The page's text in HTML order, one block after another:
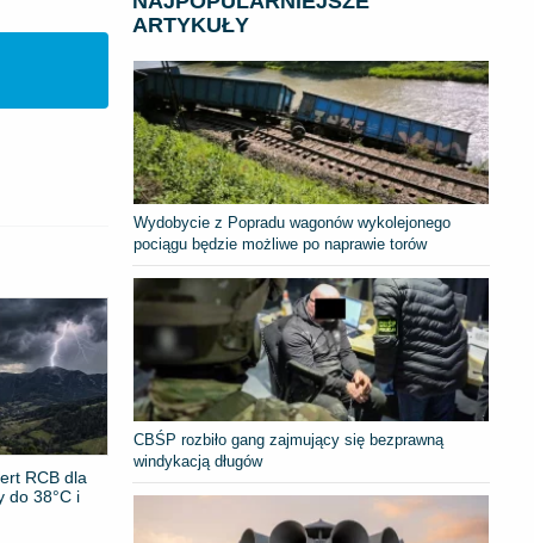
RCB dla
do 38°C i
ARTYKUŁY
Wydobycie z Popradu wagonów wykolejonego
pociągu będzie możliwe po naprawie torów
CBŚP rozbiło gang zajmujący się bezprawną
windykacją długów